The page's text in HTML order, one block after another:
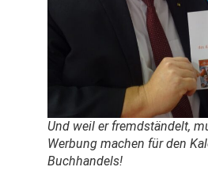
Und weil er fremdständelt,
Werbung machen für den
Buchhandels!